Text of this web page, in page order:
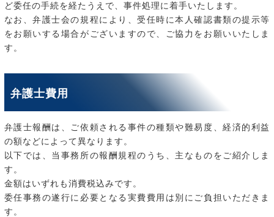
ど委任の手続を経たうえで、事件処理に着手いたします。
なお、弁護士会の規程により、受任時に本人確認書類の提示等
をお願いする場合がございますので、ご協力をお願いいたしま
す。
弁護士費用
弁護士報酬は、ご依頼される事件の種類や難易度、経済的利益
の額などによって異なります。
以下では、当事務所の報酬規程のうち、主なものをご紹介しま
す。
金額はいずれも消費税込みです。
委任事務の遂行に必要となる実費費用は別にご負担いただきま
す。